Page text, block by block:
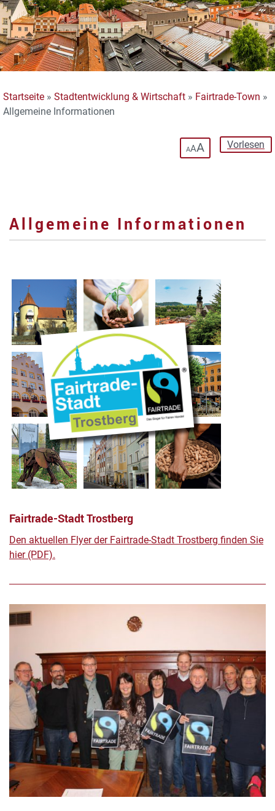
Startseite » Stadtentwicklung & Wirtschaft » Fairtrade-Town »
Allgemeine Informationen
Vorlesen
AAA
Allgemeine Informationen
Fairtrade-Stadt Trostberg
Den aktuellen Flyer der Fairtrade-Stadt Trostberg finden Sie
hier (PDF).